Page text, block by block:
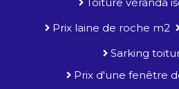
Prix laine de roche m2
Sarking
Prix d'une fenêtre